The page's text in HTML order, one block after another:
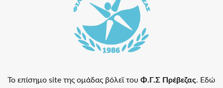
Το επίσημο site της ομάδας βόλεϊ του Φ.Γ.Σ Πρέβεζας. Εδώ